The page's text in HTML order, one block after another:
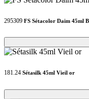
295309 FS Sétacolor Daim 45ml
Loading...
Loading...
181.24 Sétasilk 45ml Vieil or
Loading...
Loading...